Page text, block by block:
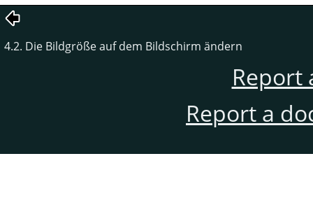
4.2. Die Bildgröße auf dem Bildschirm ändern
Report
Report a